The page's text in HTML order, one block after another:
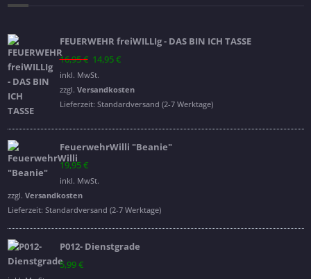
FEUERWEHR freiWILLIg - DAS BIN ICH TASSE
16,95€ Ursprünglicher
Preis
war:
16,95 €
14,95€
ist:
14,95 €.
inkl. MwSt.
zzgl. Versandkosten
Lieferzeit: Standardversand (2-7 Werktage)
FeuerwehrWilli "Beanie"
19,95€
inkl. MwSt.
zzgl. Versandkosten
Lieferzeit: Standardversand (2-7 Werktage)
P012- Dienstgrade
5,99€